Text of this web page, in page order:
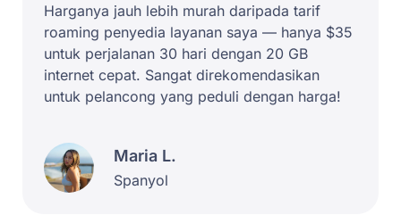
Harganya jauh lebih murah daripada tarif
roaming penyedia layanan saya — hanya $35
untuk perjalanan 30 hari dengan 20 GB
internet cepat. Sangat direkomendasikan
untuk pelancong yang peduli dengan harga!
Maria L.
Spanyol